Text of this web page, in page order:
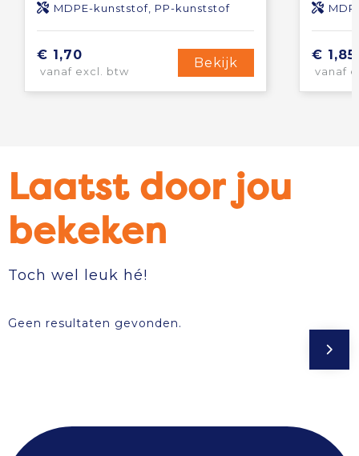
MDPE-kunststof, PP-kunststof
€ 1,70
vanaf excl. btw
Bekijk
€ 1,85
vanaf
Laatst door jou
bekeken
Toch wel leuk hé!
Geen resultaten gevonden.